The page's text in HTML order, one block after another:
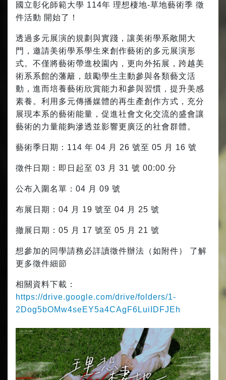
國立彰化師範大學 114年 理想棲地-草地藝術季 徵
件活動 開始了！
透過多元展演的規劃與實踐，讓美術學系敞開大
門，邀請美術學系學生來創作藝術的多元展演形
式。不僅將藝術帶進校園內，更向外拓展，跨越美
術系系館的藩籬，鼓勵學生主動參與各類藝文活
動，進而培養藝術欣賞能力和參與習慣，提升美感
素養。利用多元傳播媒體的再生產創作方式，充分
展現本系的藝術能量，促進社會文化交流的盛會讓
藝術的力量能夠滲透並影響更廣泛的社會群體。
藝術季日期：114 年 04 月 26 號至 05 月 16 號
徵件日期：即日起至 03 月 31 號 00:00 分
公布入圍名單：04 月 09 號
布展日期：04 月 19 號至 04 月 25 號
撤展日期：05 月 17 號至 05 月 21 號
想參加的同學請務必詳讀徵件辦法（如附件） 了解
更多徵件細節
相關資料下載：
https://drive.google.com/drive/folders/1-
2Dog5bOMw4seEY5a4CAgF6LuiIDFJEh